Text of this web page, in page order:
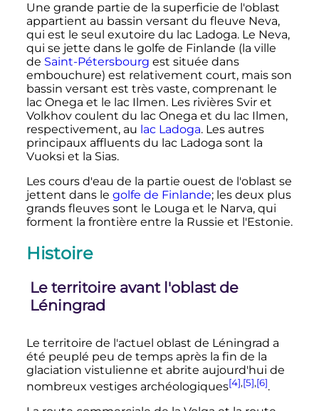
Une grande partie de la superficie de l'oblast
appartient au bassin versant du fleuve Neva,
qui est le seul exutoire du lac Ladoga. Le Neva,
qui se jette dans le golfe de Finlande (la ville
de Saint-Pétersbourg est située dans
embouchure) est relativement court, mais son
bassin versant est très vaste, comprenant le
lac Onega et le lac Ilmen. Les rivières Svir et
Volkhov coulent du lac Onega et du lac Ilmen,
respectivement, au lac Ladoga. Les autres
principaux affluents du lac Ladoga sont la
Vuoksi et la Sias.
Les cours d'eau de la partie ouest de l'oblast se
jettent dans le golfe de Finlande; les deux plus
grands fleuves sont le Louga et le Narva, qui
forment la frontière entre la Russie et l'Estonie.
Histoire
Le territoire avant l'oblast de
Léningrad
Le territoire de l'actuel oblast de Léningrad a
été peuplé peu de temps après la fin de la
glaciation vistulienne et abrite aujourd'hui de
nombreux vestiges archéologiques[4],[5],[6].